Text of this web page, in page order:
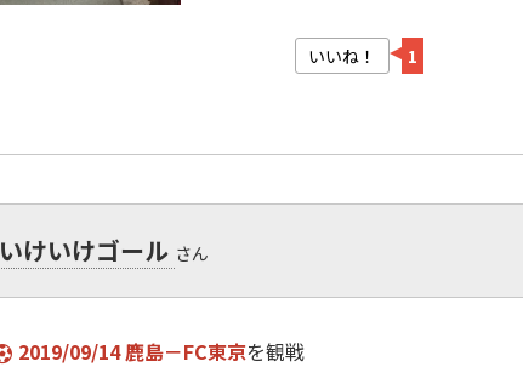
いいね！ 1
いけいけゴール さん
2019/09/14 鹿島－FC東京を観戦